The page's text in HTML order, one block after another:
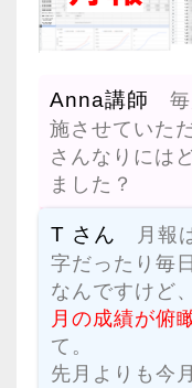
Anna講師 毎
施させていた
さんなりには
ました？
T さん 月報
字だったり毎
なんですけど、
月の成績が俯
て。
先月よりも今